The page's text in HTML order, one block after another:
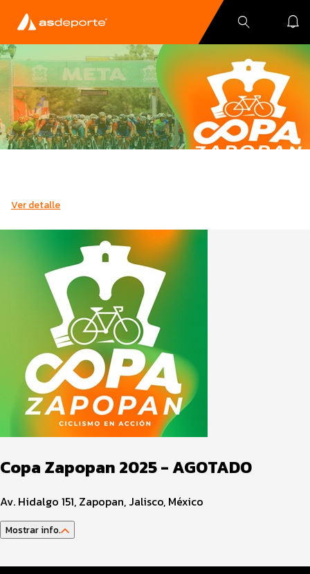
Ver detalle
Copa Zapopan 2025 - AGOTADO
Av. Hidalgo 151, Zapopan, Jalisco, México
Mostrar info.